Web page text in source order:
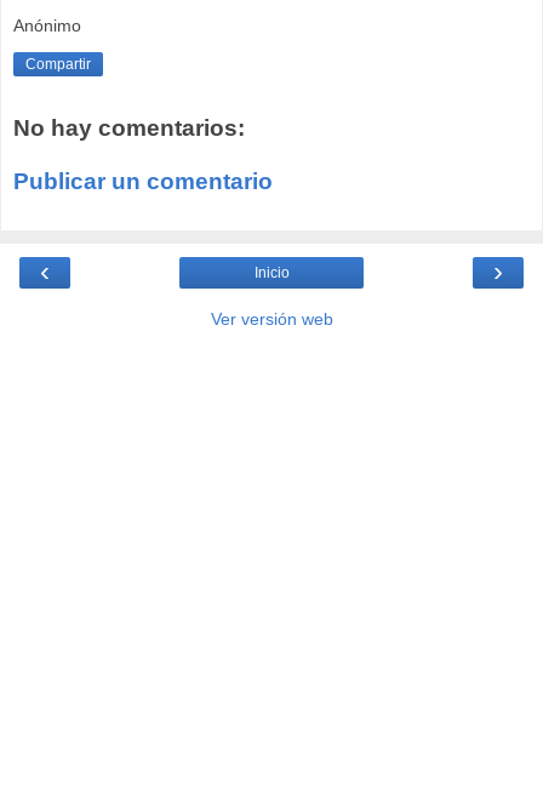
Anónimo
Compartir
No hay comentarios:
Publicar un comentario
‹ ›
Inicio
Ver versión web